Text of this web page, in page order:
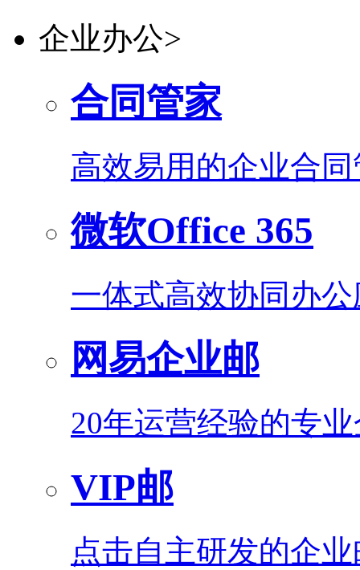
企业办公>
合同管家
高效易用的企业合
微软Office 365
一体式高效协同办
网易企业邮
20年运营经验的专
VIP邮
点击自主研发的企